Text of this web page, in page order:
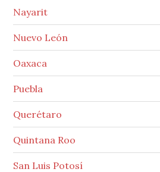
Nayarit
Nuevo León
Oaxaca
Puebla
Querétaro
Quintana Roo
San Luis Potosí